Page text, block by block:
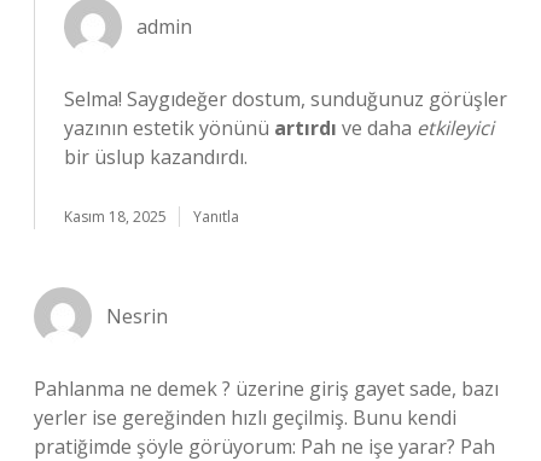
admin
Selma! Saygıdeğer dostum, sunduğunuz görüşler
yazının estetik yönünü artırdı ve daha etkileyici
bir üslup kazandırdı.
Kasım 18, 2025 Yanıtla
Nesrin
Pahlanma ne demek ? üzerine giriş gayet sade, bazı
yerler ise gereğinden hızlı geçilmiş. Bunu kendi
pratiğimde şöyle görüyorum: Pah ne işe yarar? Pah